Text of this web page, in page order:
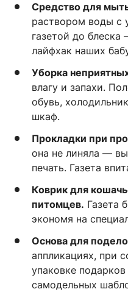
Средство для
раствором воды с
газетой до блеска
лайфхак наших
Уборка
влагу и запахи.
обувь,
шкаф.
Прокладки при
она не линяла —
печать. Газета
Коврик для
питомцев. Газета
экономя на
Основа для
аппликациях, при
упаковке
самодельных